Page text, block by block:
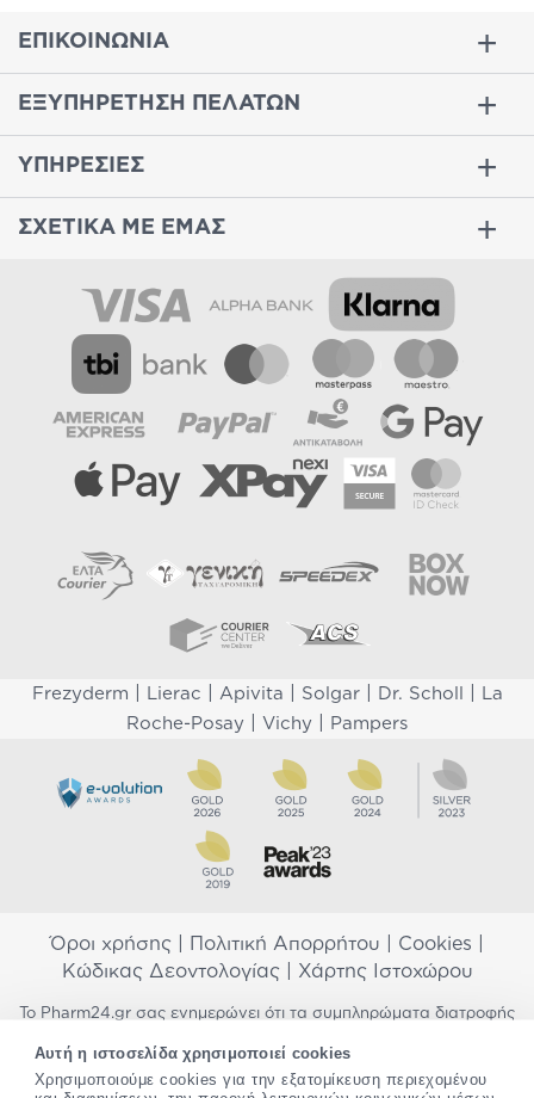
Αυτή η ιστοσελίδα χρησιμοποιεί cookies
Χρησιμοποιούμε cookies για την εξατομίκευση περιεχομένου
ΕΠΙΚΟΙΝΩΝΙΑ
ΕΞΥΠΗΡΕΤΗΣΗ ΠΕΛΑΤΩΝ
ΥΠΗΡΕΣΙΕΣ
ΣΧΕΤΙΚΑ ΜΕ ΕΜΑΣ
Frezyderm Lierac Apivita Solgar| Dr. Scholl
La
Roche-Posay
Vichy Pampers
Όροι χρήσης Πολιτική Απορρήτου Cookies
Κώδικας Δεοντολογίας| Χάρτης Ιστοχώρου
Το Pharm24.gr σας ενημερώνει ότι τα συμπληρώματα διατροφής
προορίζονται για την πρόληψη, αγωγή ή θεραπεία ανθρώπινης
νόσου. Συμβουλευτείτε τον γιατρό σας εάν είστε έγκυος,